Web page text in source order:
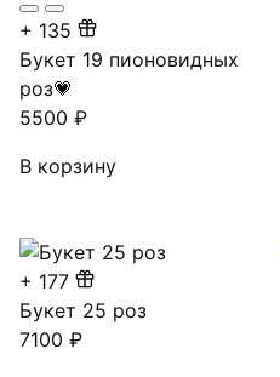
+ 135
Букет 19 пионовидных
роз💗
5500 ₽
В корзину
+ 177
Букет 25 роз
7100 ₽